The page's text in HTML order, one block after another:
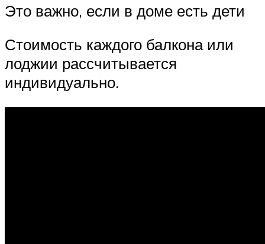
Это важно, если в доме есть дети
Стоимость каждого балкона или
лоджии рассчитывается
индивидуально.